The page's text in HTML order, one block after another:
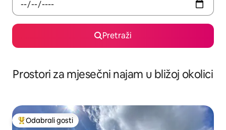
Pretraži
Prostori za mjesečni najam u bližoj okolici
Među najviše rangiranima s oznakom „Odabrali gosti”
Odabrali gosti